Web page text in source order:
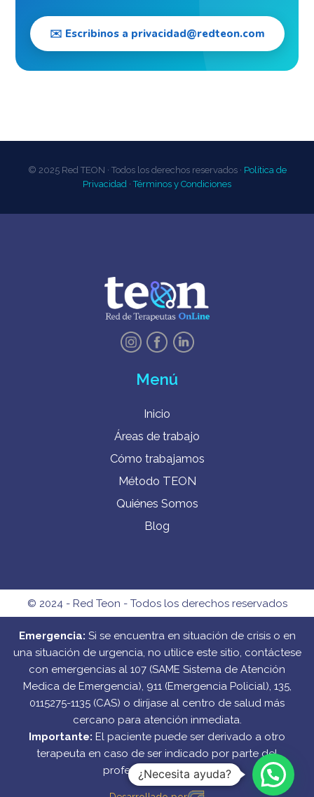
✉️ Escribinos a privacidad@redteon.com
© 2025 Red TEON · Todos los derechos reservados · Política de
Privacidad ·Términos y Condiciones
Menú
Inicio
Áreas de trabajo
Cómo trabajamos
Método TEON
Quiénes Somos
Blog
© 2024 - Red Teon - Todos los derechos reservados
Emergencia: Si se encuentra en situación de crisis o en
una situación de urgencia, no utilice este sitio, contáctese
con emergencias al 107 (SAME Sistema de Atención
Medica de Emergencia), 911 (Emergencia Policial), 135,
0115275-1135 (CAS) o diríjase al centro de salud más
cercano para atención inmediata.
Importante: El paciente puede ser derivado a otro
terapeuta en caso de ser indicado por parte del
profesional asignado.
¿Necesita ayuda?